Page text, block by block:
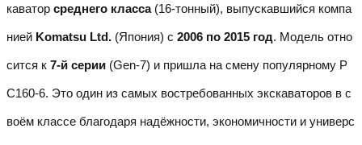
каватор среднего класса(16-тонный), выпускавшийся компа
нией Komatsu Ltd. (Япония) с 2006 по 2015 год. Модель отно
сится к 7-й серии (Gen-7) и пришла на смену популярному P
C160-6. Это один из самых востребованных экскаваторов в с
воём классе благодаря надёжности, экономичности и универс